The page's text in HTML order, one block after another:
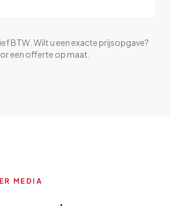
BTW. Wilt u een exacte prijsopgave?
een offerte op maat.
MEDIA